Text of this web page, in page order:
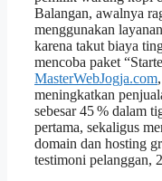
Balangan, awalnya
menggunakan
karena takut biaya
mencoba paket
MasterWebJogja.com
meningkatkan
sebesar 45 % dalam
pertama, sekaligus
domain dan hosting
testimoni pelanggan,